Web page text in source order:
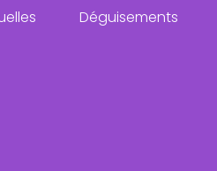
Déguisements